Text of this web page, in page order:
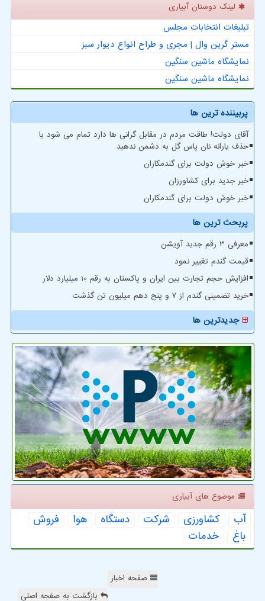
لینک دوستان آبیاری
تبلیغات انتخابات مجلس
مستر گرین وال | مجری و طراح انواع دیوار سبز
نمایشگاه ماشین سنگین
نمایشگاه ماشین سنگین
پربیننده ترین ها
آقای دولت! طاقت مردم در مقابل گرانی ها دارد تمام می شود با
حذف یارانه نان پاس گل به دشمن ندهید
خبر خوش دولت برای گندمکاران
خبر جدید برای کشاورزان
خبر خوش دولت برای گندمکاران
پربحث ترین ها
معرفی ۳ رقم جدید آویشن
قیمت گندم تغییر نمود
افزایش حجم تجارت بین ایران و پاکستان به رقم 10 میلیارد دلار
خرید تضمینی گندم از ۷ و پنج دهم میلیون تن گذشت
جدیدترین ها
موضوع های آبیاری
آب كشاورزی شركت دستگاه هوا
فروش
باغ
خدمات
صفحه اخبار
بازگشت به صفحه اصلی